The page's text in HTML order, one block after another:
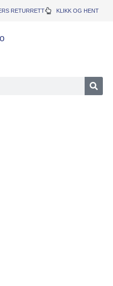
RETURRETT KLIKK OG HENT